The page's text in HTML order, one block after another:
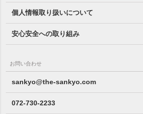
個人情報取り扱いについて
安心安全への取り組み
お問い合わせ
sankyo@the-sankyo.com
072-730-2233